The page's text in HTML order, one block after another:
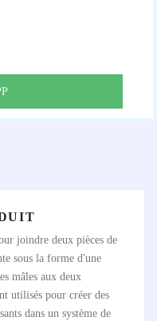
joindre deux pièces de
sous la forme d'une
mâles aux deux
utilisés pour créer des
dans un système de